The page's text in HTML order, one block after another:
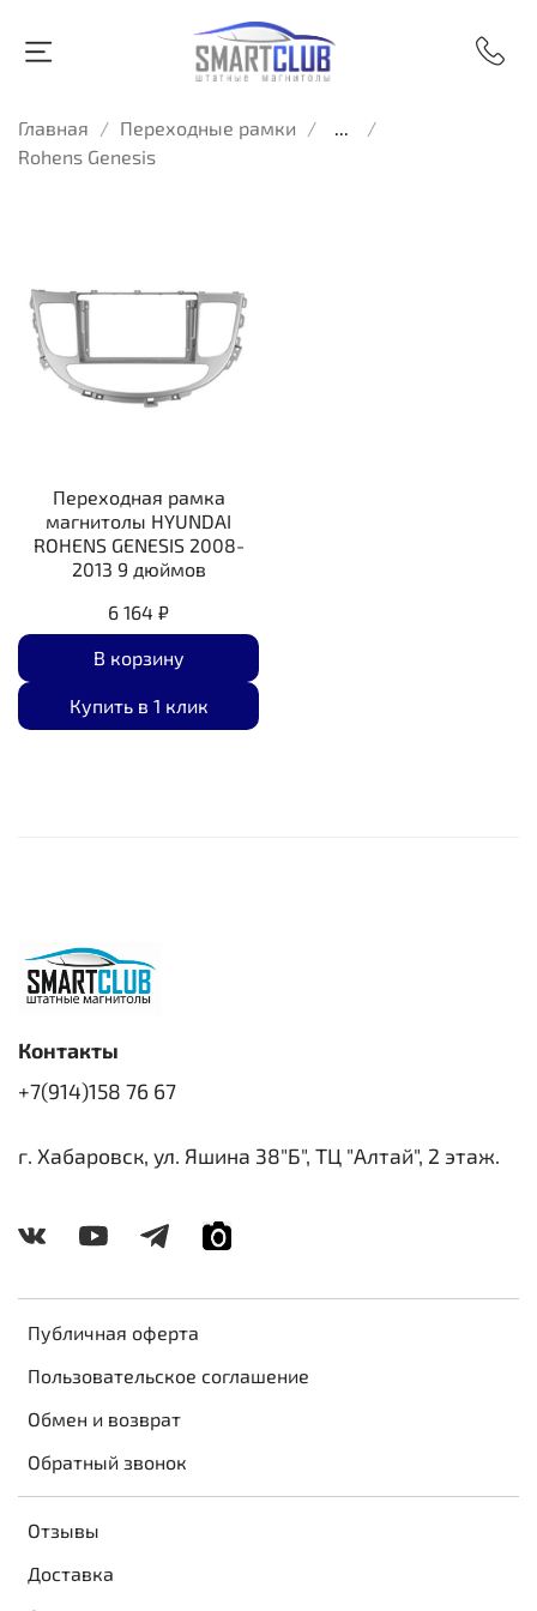
Главная Переходные рамки
...
Rohens Genesis
Переходная рамка
магнитолы HYUNDAI
ROHENS GENESIS 2008-
2013 9 дюймов
6 164 ₽
В корзину
Купить в 1 клик
Публичная оферта
Пользовательское соглашение
Обмен и возврат
Обратный звонок
Отзывы
Доставка
Контакты
+7(914)158 76 67
г. Хабаровск, ул. Яшина 38"Б", ТЦ "Алтай", 2 этаж.